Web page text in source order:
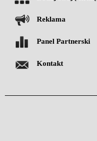
Reklama
Panel Partnerski
Kontakt